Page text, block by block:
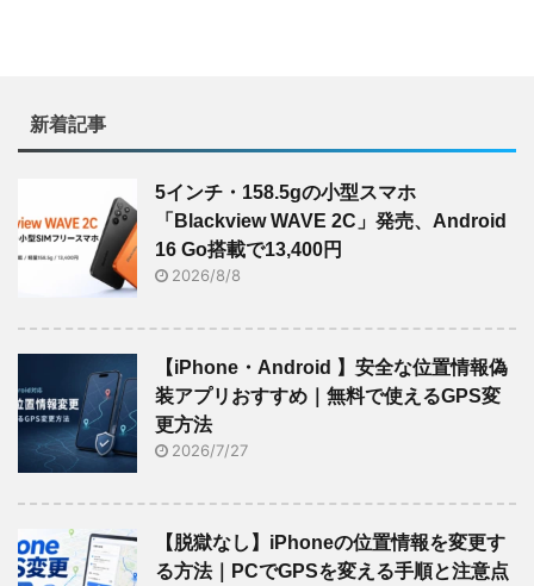
新着記事
5インチ・158.5gの小型スマホ
「Blackview WAVE 2C」発売、Android
16 Go搭載で13,400円
2026/8/8
【iPhone・Android 】安全な位置情報偽
装アプリおすすめ｜無料で使えるGPS変
更方法
2026/7/27
【脱獄なし】iPhoneの位置情報を変更す
る方法｜PCでGPSを変える手順と注意点